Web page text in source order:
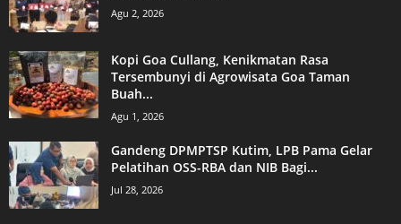
Agu 2, 2026
Kopi Goa Cullang, Kenikmatan Rasa
Tersembunyi di Agrowisata Goa Taman
Buah...
Agu 1, 2026
Gandeng DPMPTSP Kutim, LPB Pama Gelar
Pelatihan OSS-RBA dan NIB Bagi...
Jul 28, 2026